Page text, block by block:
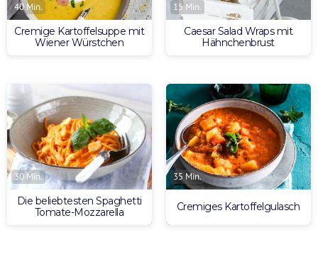
40 Min.
Cremige Kartoffelsuppe mit
Wiener Würstchen
15 Min.
Caesar Salad Wraps mit
Hähnchenbrust
30 Min.
Die beliebtesten Spaghetti
Tomate-Mozzarella
35 Min.
Cremiges Kartoffelgulasch